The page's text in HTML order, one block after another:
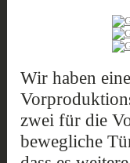
Wir haben
zwei für die
bewegliche